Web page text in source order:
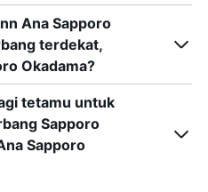
Ana Sapporo
terdekat,
Okadama?
tetamu untuk
Sapporo
Sapporo